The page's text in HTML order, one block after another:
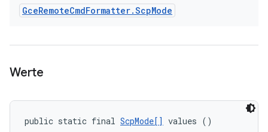
GceRemoteCmdFormatter.ScpMode
Werte
public static final ScpMode[] values ()